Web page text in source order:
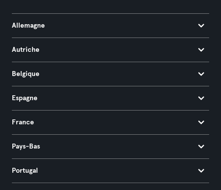
Allemagne
Autriche
Belgique
Espagne
France
Pays-Bas
Portugal